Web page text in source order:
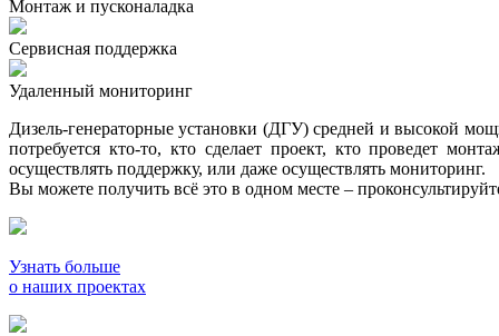
Монтаж и пусконаладка
Сервисная поддержка
Удаленный мониторинг
Дизель-генераторные установки (ДГУ) средней и высокой
потребуется кто-то, кто сделает проект, кто проведет
осуществлять поддержку, или даже осуществлять мониторинг.
Вы можете получить всё это в одном месте –
Узнать больше
о наших проектах